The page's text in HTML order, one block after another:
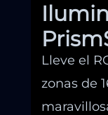
Lleve el
zonas de